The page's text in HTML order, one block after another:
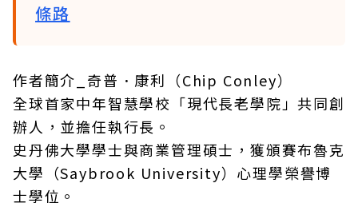
條路
作者簡介_奇普．康利（Chip Conley）
全球首家中年智慧學校「現代長老學院」共同創
辦人，並擔任執行長。
史丹佛大學學士與商業管理碩士，獲頒賽布魯克
大學（Saybrook University）心理學榮譽博
士學位。